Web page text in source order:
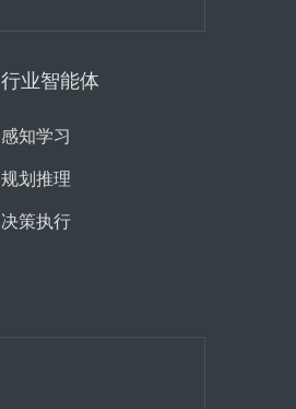
行业智能体
感知学习
规划推理
决策执行